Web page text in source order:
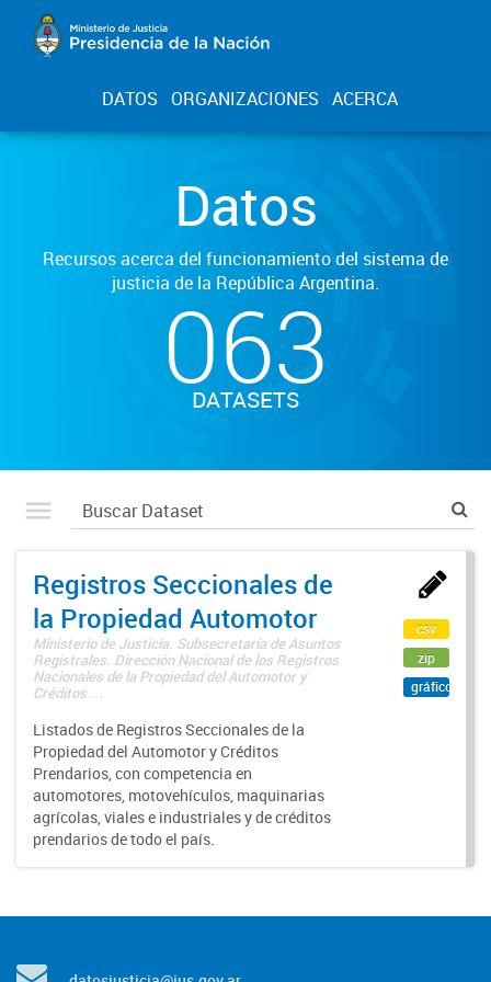
DATOS ORGANIZACIONES ACERCA
Datos
Recursos acerca del funcionamiento del sistema de
justicia de la República Argentina.
063
DATASETS
Registros Seccionales de
la Propiedad Automotor
Ministerio de Justicia. Subsecretaría de Asuntos
Registrales. Dirección Nacional de los Registros
Nacionales de la Propiedad del Automotor y
Créditos ...
Listados de Registros Seccionales de la
Propiedad del Automotor y Créditos
Prendarios, con competencia en
automotores, motovehículos, maquinarias
agrícolas, viales e industriales y de créditos
prendarios de todo el país.
csv
zip
gráfico